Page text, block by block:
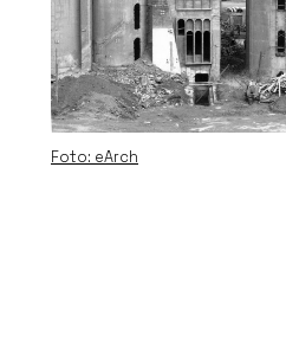
Foto: eArch